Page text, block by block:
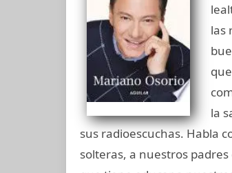
las
la
sus radioescuchas. Habla
solteras, a nuestros